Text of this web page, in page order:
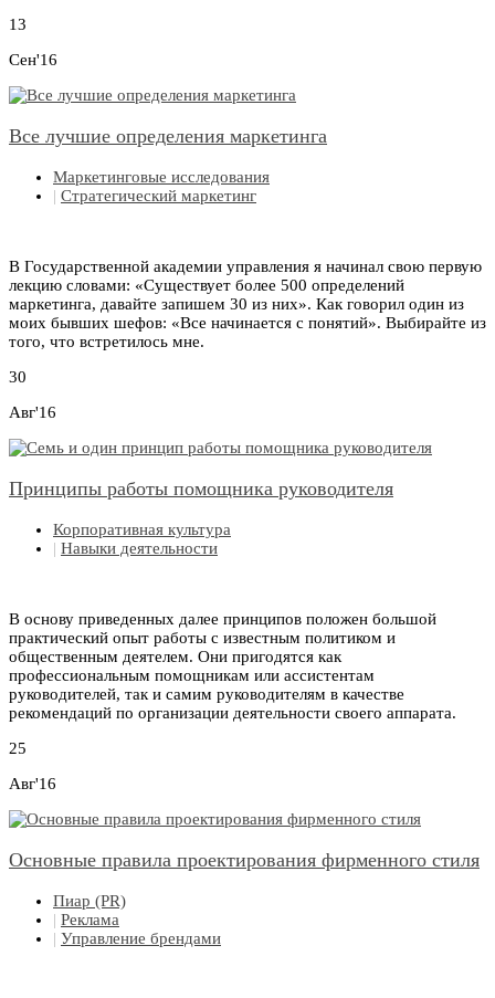
13
Сен'16
Все лучшие определения маркетинга
Маркетинговые исследования
| Стратегический маркетинг
В Государственной академии управления я начинал свою первую
лекцию словами: «Существует более 500 определений
маркетинга, давайте запишем 30 из них». Как говорил один из
моих бывших шефов: «Все начинается с понятий». Выбирайте из
того, что встретилось мне.
30
Авг'16
Принципы работы помощника руководителя
Корпоративная культура
| Навыки деятельности
В основу приведенных далее принципов положен большой
практический опыт работы с известным политиком и
общественным деятелем. Они пригодятся как
профессиональным помощникам или ассистентам
руководителей, так и самим руководителям в качестве
рекомендаций по организации деятельности своего аппарата.
25
Авг'16
Основные правила проектирования фирменного стиля
Пиар (PR)
| Реклама
| Управление брендами